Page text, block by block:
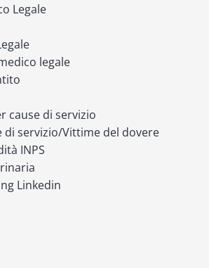
Legale
legale
cause di servizio
di servizio/Vittime del dovere
INPS
Linkedin